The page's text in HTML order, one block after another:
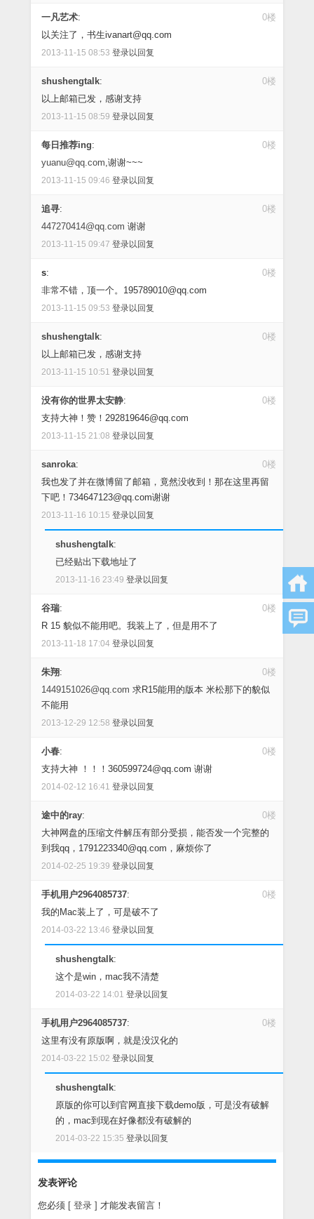
0楼
一凡艺术:
以关注了，书生ivanart@qq.com
2013-11-15 08:53 登录以回复
0楼
shushengtalk:
以上邮箱已发，感谢支持
2013-11-15 08:59 登录以回复
0楼
每日推荐ing:
yuanu@qq.com,谢谢~~~
2013-11-15 09:46 登录以回复
0楼
追寻:
447270414@qq.com 谢谢
2013-11-15 09:47 登录以回复
0楼
s:
非常不错，顶一个。195789010@qq.com
2013-11-15 09:53 登录以回复
0楼
shushengtalk:
以上邮箱已发，感谢支持
2013-11-15 10:51 登录以回复
0楼
没有你的世界太安静:
支持大神！赞！292819646@qq.com
2013-11-15 21:08 登录以回复
0楼
sanroka:
我也发了并在微博留了邮箱，竟然没收到！那在这里再留
下吧！734647123@qq.com谢谢
2013-11-16 10:15 登录以回复
shushengtalk:
已经贴出下载地址了
2013-11-16 23:49 登录以回复
0楼
谷瑞:
R 15 貌似不能用吧。我装上了，但是用不了
2013-11-18 17:04 登录以回复
0楼
朱翔:
1449151026@qq.com 求R15能用的版本 米松那下的貌似
不能用
2013-12-29 12:58 登录以回复
0楼
小春:
支持大神 ！！！360599724@qq.com 谢谢
2014-02-12 16:41 登录以回复
0楼
途中的ray:
大神网盘的压缩文件解压有部分受损，能否发一个完整的
到我qq，1791223340@qq.com，麻烦你了
2014-02-25 19:39 登录以回复
0楼
手机用户2964085737:
我的Mac装上了，可是破不了
2014-03-22 13:46 登录以回复
shushengtalk:
这个是win，mac我不清楚
2014-03-22 14:01 登录以回复
0楼
手机用户2964085737:
这里有没有原版啊，就是没汉化的
2014-03-22 15:02 登录以回复
shushengtalk:
原版的你可以到官网直接下载demo版，可是没有破解
的，mac到现在好像都没有破解的
2014-03-22 15:35 登录以回复
发表评论
您必须 [ 登录 ] 才能发表留言！